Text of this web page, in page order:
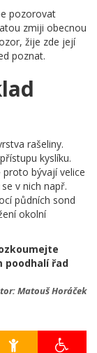
pozorovat
zmiji obecnou
žije zde její
poznat.
rašeliny.
kyslíku.
proto bývají velice
v nich např.
půdních sond
okolní
poodhalí řad
Matouš Horáček